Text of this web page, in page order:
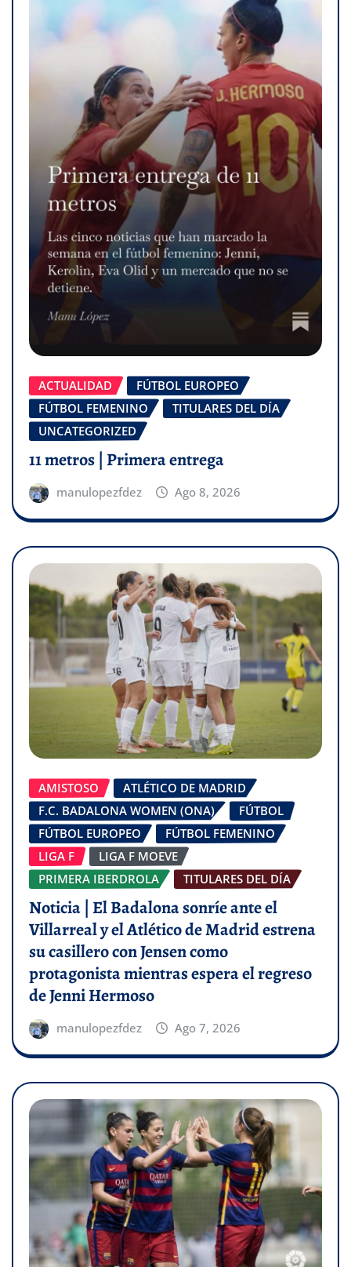
ACTUALIDAD
FÚTBOL EUROPEO
FÚTBOL FEMENINO
TITULARES DEL DÍA
UNCATEGORIZED
11 metros | Primera entrega
manulopezfdez Ago 8, 2026
AMISTOSO
ATLÉTICO DE MADRID
F.C. BADALONA WOMEN (ONA)
FÚTBOL
FÚTBOL EUROPEO
FÚTBOL FEMENINO
LIGA F
LIGA F MOEVE
PRIMERA IBERDROLA
TITULARES DEL DÍA
Noticia | El Badalona sonríe ante el
Villarreal y el Atlético de Madrid estrena
su casillero con Jensen como
protagonista mientras espera el regreso
de Jenni Hermoso
manulopezfdez Ago 7, 2026